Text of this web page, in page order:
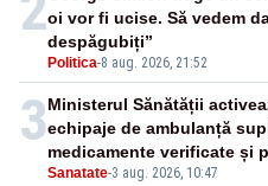
Politica-8 aug. 2026, 21:52
oi vor fi ucise. Să vedem
despăgubiți”
3
Sanatate-3 aug. 2026, 10:47
Ministerul Sănătății
echipaje de ambulanță
medicamente verificate și
publice